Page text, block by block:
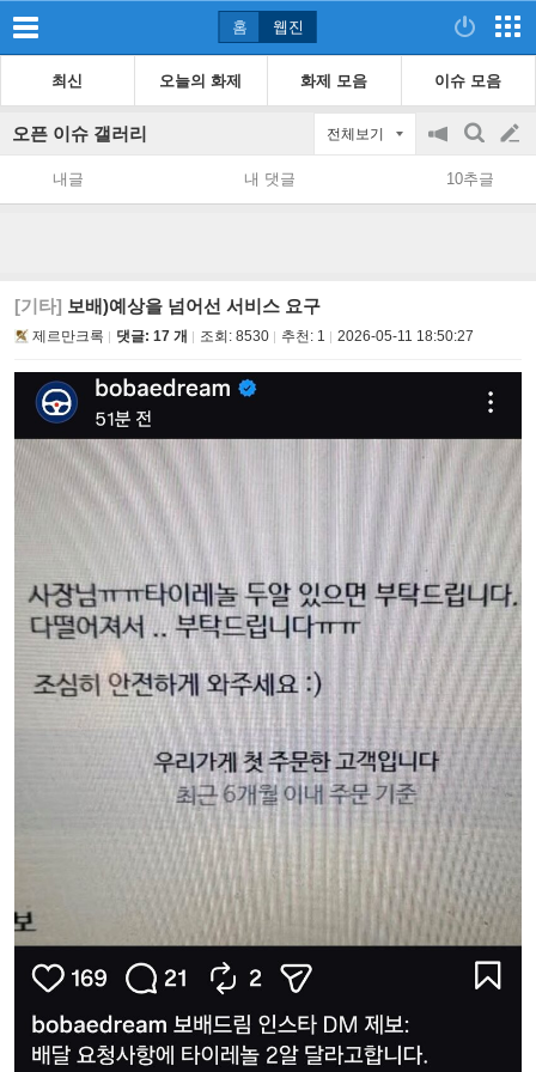
홈 웹진
최신 오늘의 화제 화제 모음 이슈 모음
오픈 이슈 갤러리 전체보기
공
지
on/off
검
색
글
쓰
내글 내 댓글 10추글
[기타] 보배)예상을 넘어선 서비스 요구
제르만크록 댓글: 17 개 조회: 8530 추천: 1 2026-05-11 18:50:27